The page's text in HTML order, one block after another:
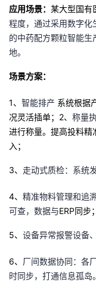
应用场景： 某大型国有
程度，通过采用数字化
的中药配方颗粒智能
地。
场景方案：
1、 智能排产 系统根据
况灵活插单； 2、 称量
进行称量。提高投料精
入；
3、 走动式质检：系统
4、 精准物料管理和追
可查，数据与ERP同步；
5、 设备异常报警设备
6、 厂间数据协同：各
时同步，打通信息孤岛。